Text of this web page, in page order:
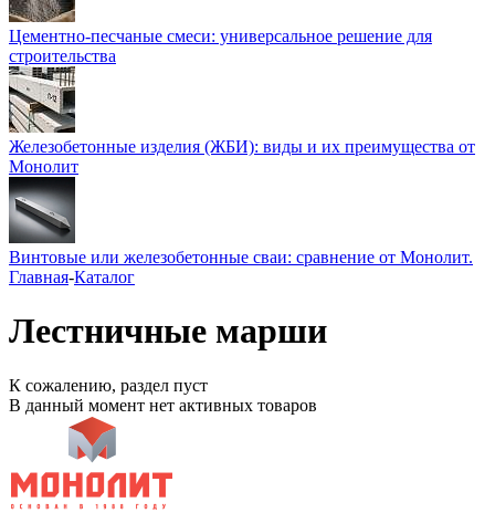
Цементно-песчаные смеси: универсальное решение для
строительства
Железобетонные изделия (ЖБИ): виды и их преимущества от
Монолит
Винтовые или железобетонные сваи: сравнение от Монолит.
Главная-Каталог
Лестничные марши
К сожалению, раздел пуст
В данный момент нет активных товаров